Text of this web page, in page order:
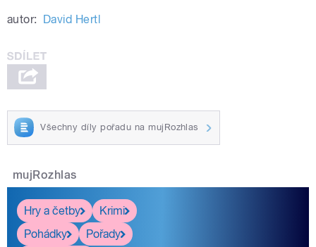
autor: David Hertl
Všechny díly pořadu na mujRozhlas
mujRozhlas
Hry a četby
Krimi
Pohádky
Pořady